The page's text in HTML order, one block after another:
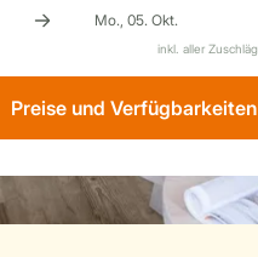
Preise und Verfügbarkeiten